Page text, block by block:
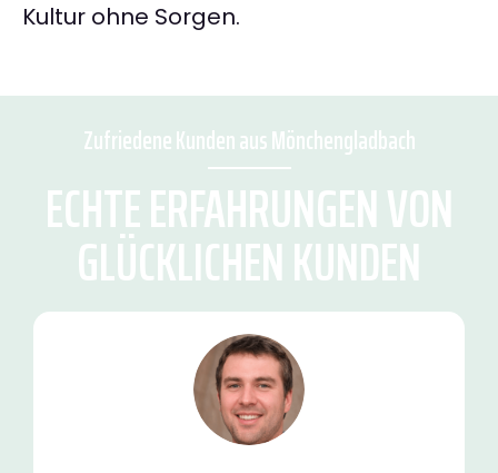
Kultur ohne Sorgen.
Zufriedene Kunden aus Mönchengladbach
ECHTE ERFAHRUNGEN VON
GLÜCKLICHEN KUNDEN